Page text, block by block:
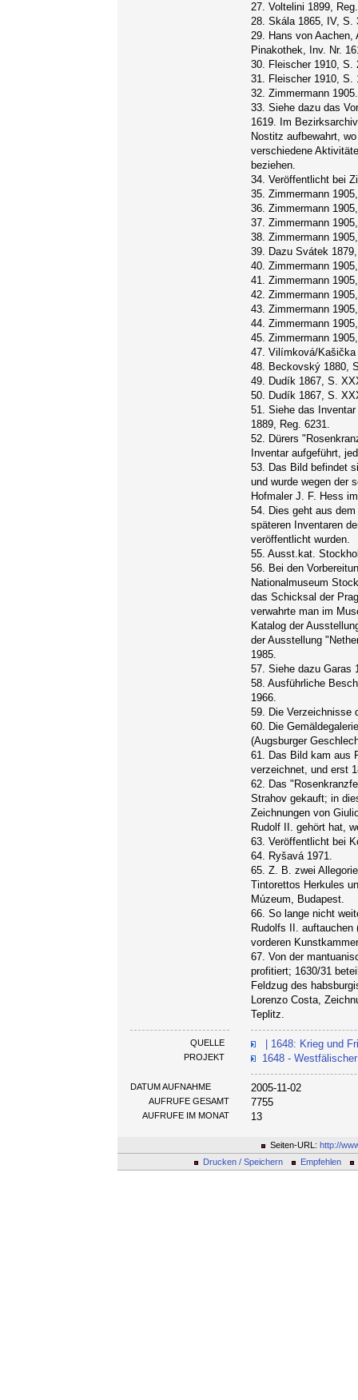
27. Voltelini 1899,
28. Skála 1865, IV, S.
29. Hans von Aachen,
Pinakothek, Inv. Nr.
30. Fleischer 1910, S.
31. Fleischer 1910, S.
32. Zimmermann 1905.
33. Siehe dazu das
1619. Im
Nostitz aufbewahrt,
verschiedene
beziehen.
34. Veröffentlicht bei
35. Zimmermann
36. Zimmermann
37. Zimmermann
38. Zimmermann
39. Dazu Svátek
40. Zimmermann
41. Zimmermann
42. Zimmermann
43. Zimmermann
44. Zimmermann
45. Zimmermann
47. Vilímková/Kašička
48. Beckovský 1880,
49. Dudík 1867, S.
50. Dudík 1867, S.
51. Siehe das
1889, Reg. 6231.
52. Dürers
Inventar aufgeführt,
53. Das Bild befindet
und wurde wegen der
Hofmaler J. F. Hess
54. Dies geht aus
späteren Inventaren
veröffentlicht wurden.
55. Ausst.kat.
56. Bei den
Nationalmuseum
das Schicksal der
verwahrte man im
Katalog der
der Ausstellung
1985.
57. Siehe dazu Garas
58. Ausführliche
1966.
59. Die Verzeichnisse
60. Die
(Augsburger
61. Das Bild kam aus
verzeichnet, und erst
62. Das
Strahov gekauft; in
Zeichnungen von
Rudolf II. gehört hat,
63. Veröffentlicht bei
64. Ryšavá 1971.
65. Z. B. zwei
Tintorettos Herkules
Múzeum, Budapest.
66. So lange nicht
Rudolfs II. auftauchen
vorderen
67. Von der
profitiert; 1630/31
Feldzug des
Lorenzo Costa,
Teplitz.
QUELLE | 1648: Krieg und
PROJEKT 1648 -
DATUM AUFNAHME 2005-11-02
AUFRUFE GESAMT 7755
AUFRUFE IM MONAT 13
Seiten-URL: http://
Drucken / Speichern
Empfehlen